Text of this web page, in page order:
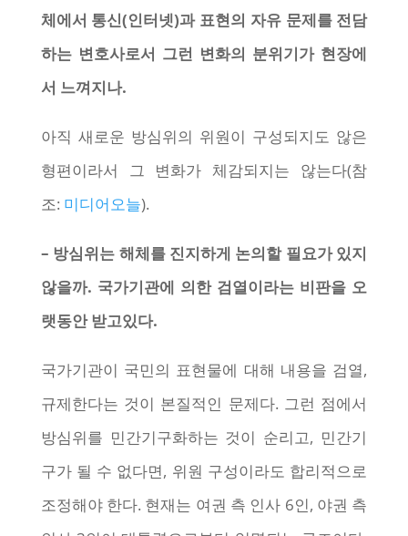
체에서 통신(인터넷)과 표현의 자유 문제를 전담
하는 변호사로서 그런 변화의 분위기가 현장에
서 느껴지나.
아직 새로운 방심위의 위원이 구성되지도 않은
형편이라서 그 변화가 체감되지는 않는다(참
조: 미디어오늘).
– 방심위는 해체를 진지하게 논의할 필요가 있지
않을까. 국가기관에 의한 검열이라는 비판을 오
랫동안 받고있다.
국가기관이 국민의 표현물에 대해 내용을 검열,
규제한다는 것이 본질적인 문제다. 그런 점에서
방심위를 민간기구화하는 것이 순리고, 민간기
구가 될 수 없다면, 위원 구성이라도 합리적으로
조정해야 한다. 현재는 여권 측 인사 6인, 야권 측